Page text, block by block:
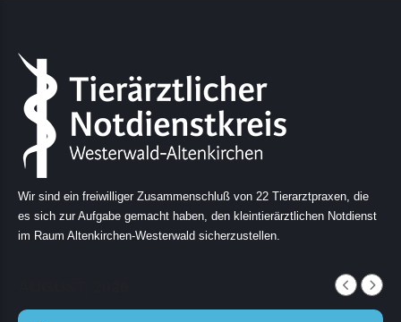
Wir sind ein freiwilliger Zusammenschluß von 22 Tierarztpraxen, die
es sich zur Aufgabe gemacht haben, den kleintierärztlichen Notdienst
im Raum Altenkirchen-Westerwald sicherzustellen.